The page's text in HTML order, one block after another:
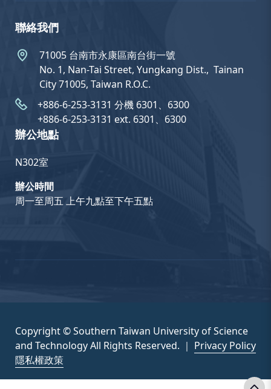
聯絡我們
71005 台南市永康區南台街一號
No. 1, Nan-Tai Street, Yungkang Dist.,  Tainan
City 71005, Taiwan R.O.C.
+886-6-253-3131 分機 6301、6300
+886-6-253-3131 ext. 6301、6300
辦公地點
N302室
辦公時間
周一至周五 上午九點至下午五點
Copyright © Southern Taiwan University of Science
and Technology All Rights Reserved. ｜ Privacy Policy
隱私權政策